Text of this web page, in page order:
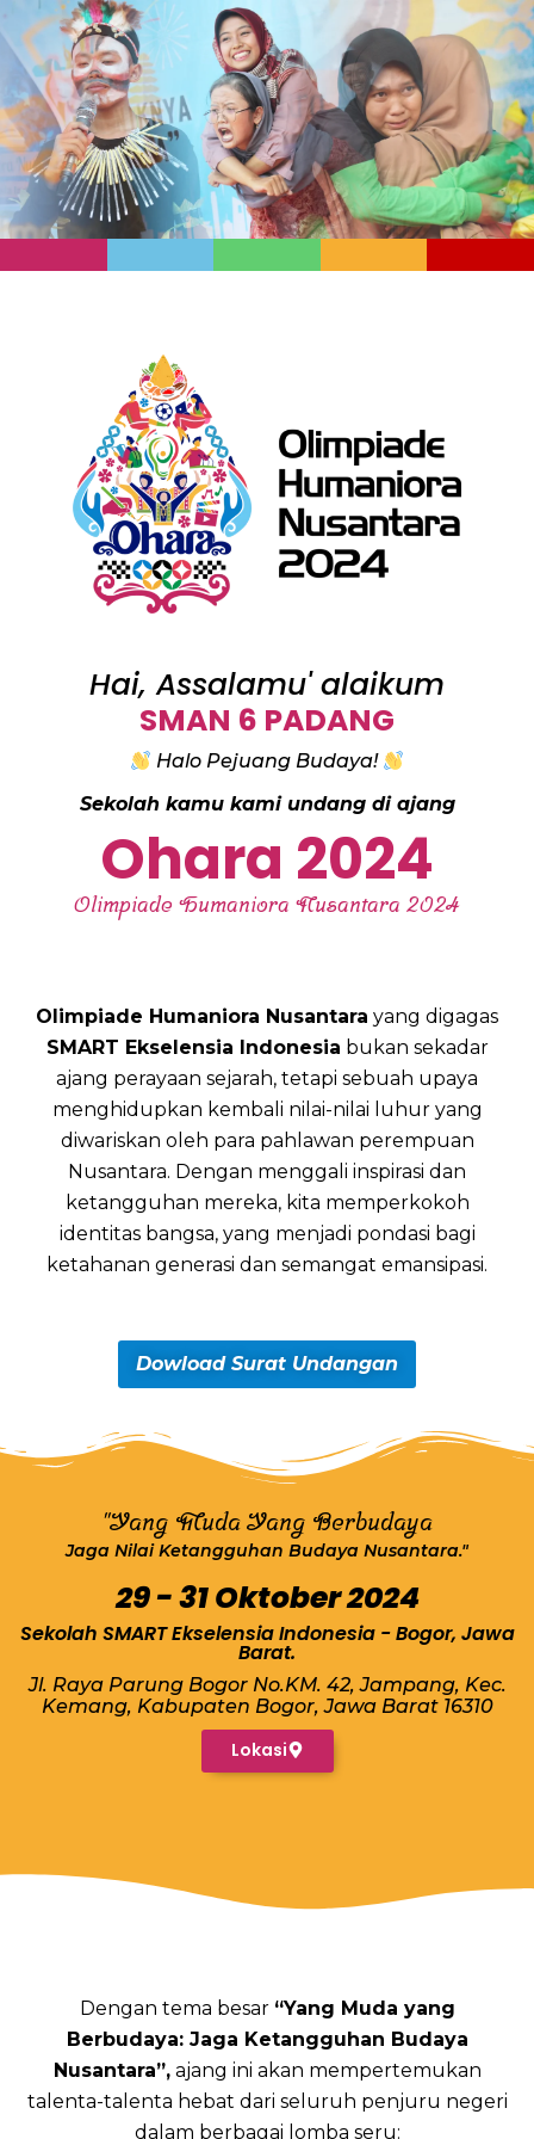
Hai, Assalamu' alaikum
SMAN 6 PADANG
Halo Pejuang Budaya!
Sekolah kamu kami undang di ajang
Ohara 2024
Olimpiade Humaniora Nusantara 2024
Olimpiade Humaniora Nusantara yang digagas
SMART Ekselensia Indonesia bukan sekadar
ajang perayaan sejarah, tetapi sebuah upaya
menghidupkan kembali nilai-nilai luhur yang
diwariskan oleh para pahlawan perempuan
Nusantara. Dengan menggali inspirasi dan
ketangguhan mereka, kita memperkokoh
identitas bangsa, yang menjadi pondasi bagi
ketahanan generasi dan semangat emansipasi.
Dowload Surat Undangan
"Yang Muda Yang Berbudaya
Jaga Nilai Ketangguhan Budaya Nusantara."
29 - 31 Oktober 2024
Sekolah SMART Ekselensia Indonesia - Bogor, Jawa
Barat.
Jl. Raya Parung Bogor No.KM. 42, Jampang, Kec.
Kemang, Kabupaten Bogor, Jawa Barat 16310
Lokasi
Dengan tema besar “Yang Muda yang
Berbudaya: Jaga Ketangguhan Budaya
Nusantara”,ajang ini akan mempertemukan
talenta-talenta hebat dari seluruh penjuru negeri
dalam berbagai lomba seru: